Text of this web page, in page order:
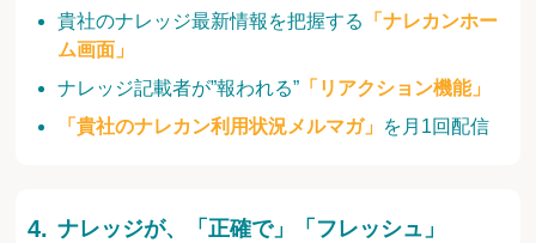
貴社のナレッジ最新情報を把握する
「ナレカンホー
ム画面」
ナレッジ記載者が”報われる” 「リアクション機能」
「貴社のナレカン利用状況メルマガ」 を月1回配信
ナレッジが、「正確で」「フレッシュ」